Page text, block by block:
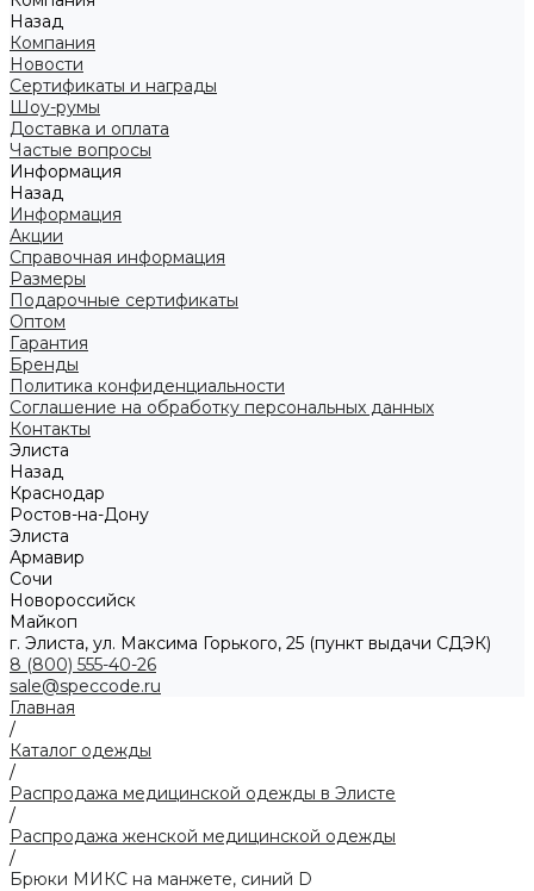
Назад
Компания
Новости
Сертификаты и награды
Шоу-румы
Доставка и оплата
Частые вопросы
Информация
Назад
Информация
Акции
Справочная информация
Размеры
Подарочные сертификаты
Оптом
Гарантия
Бренды
Политика конфиденциальности
Соглашение на обработку персональных данных
Контакты
Элиста
Назад
Краснодар
Ростов-на-Дону
Элиста
Армавир
Сочи
Новороссийск
Майкоп
г. Элиста, ул. Максима Горького, 25 (пункт выдачи СДЭК)
8 (800) 555-40-26
sale@speccode.ru
Главная
/
Каталог одежды
/
Распродажа медицинской одежды в Элисте
/
Распродажа женской медицинской одежды
/
Брюки МИКС на манжете, синий D